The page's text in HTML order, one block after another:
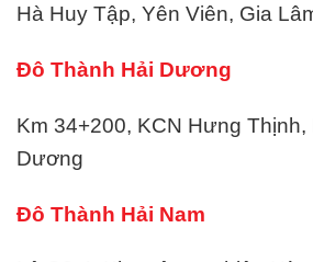
Hà Huy Tập, Yên Viên, Gia
Đô Thành Hải Dương
Km 34+200, KCN Hưng Thịnh,
Dương
Đô Thành Hải Nam